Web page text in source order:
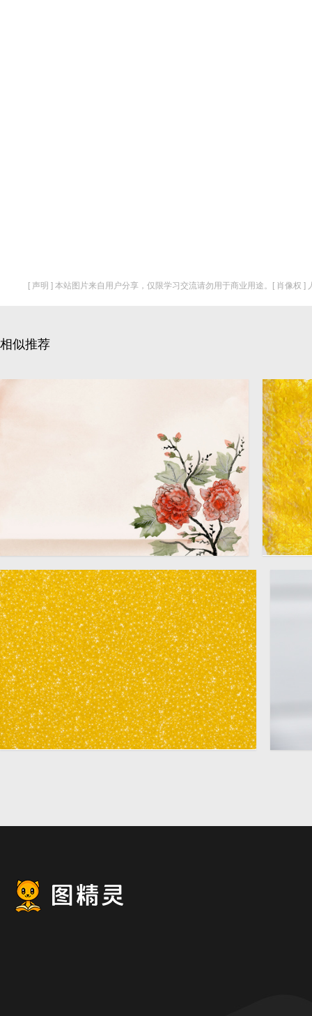
[ 声明 ] 本站图片来自用户分享，仅限学习交流请勿用于商业用途。[ 肖像权 ]
相似推荐
古典幻灯片背景图片 2000 × 1415